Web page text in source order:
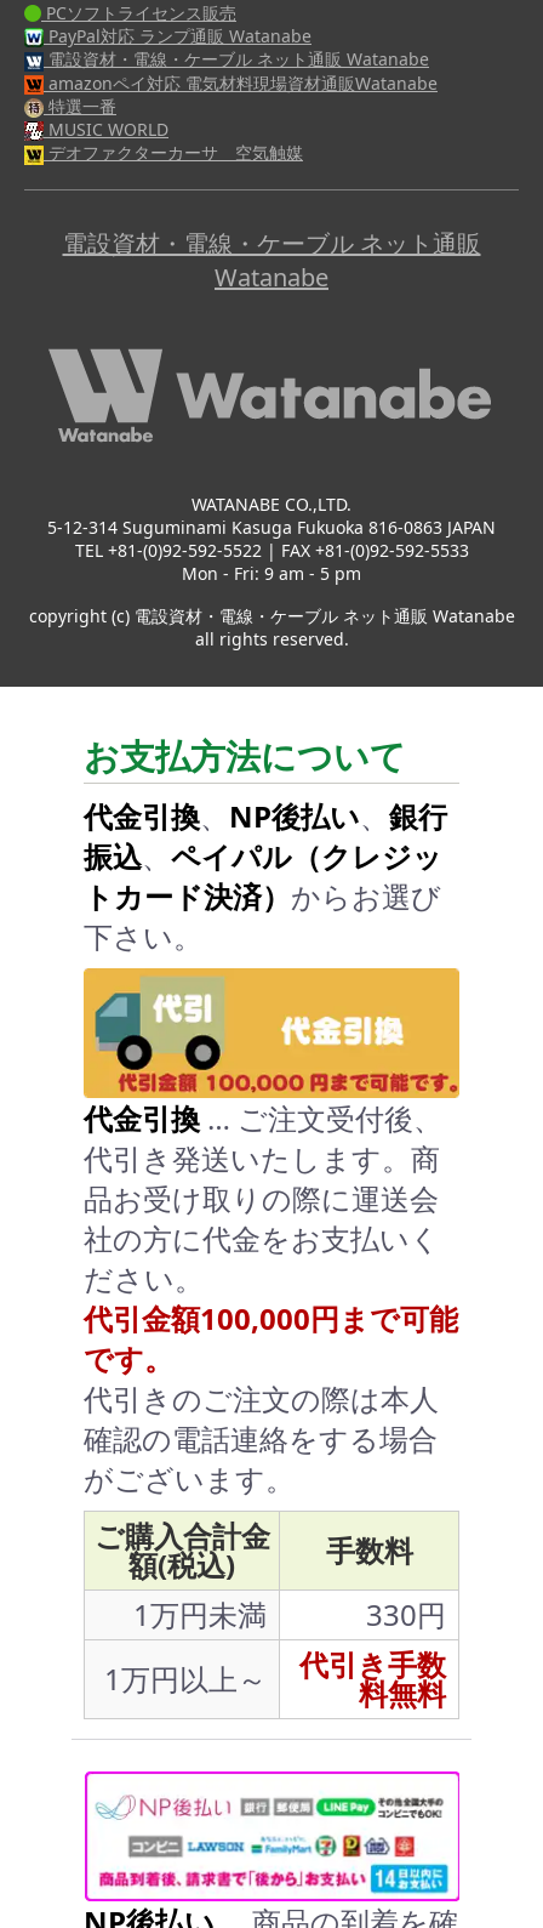
PCソフトライセンス販売
PayPal対応 ランプ通販 Watanabe
電設資材・電線・ケーブル ネット通販 Watanabe
amazonペイ対応 電気材料現場資材通販Watanabe
特選一番
MUSIC WORLD
デオファクターカーサ 空気触媒
電設資材・電線・ケーブル ネット通販
Watanabe
WATANABE CO.,LTD.
5-12-314 Suguminami Kasuga Fukuoka 816-0863 JAPAN
TEL +81-(0)92-592-5522 | FAX +81-(0)92-592-5533
Mon - Fri: 9 am - 5 pm
copyright (c) 電設資材・電線・ケーブル ネット通販 Watanabe
all rights reserved.
お支払方法について
代金引換、 NP後払い、 銀行
振込、 ペイパル（クレジッ
トカード決済） からお選び
下さい。
代金引換 … ご注文受付後、
代引き発送いたします。商
品お受け取りの際に運送会
社の方に代金をお支払いく
ださい。
代引金額100,000円まで可能
です。
代引きのご注文の際は本人
確認の電話連絡をする場合
がございます。
ご購入合計金
額(税込)
手数料
1万円未満
330円
1万円以上～
代引き手数
料無料